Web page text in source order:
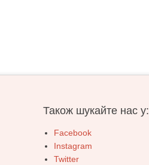
Також шукайте нас у:
Facebook
Instagram
Twitter